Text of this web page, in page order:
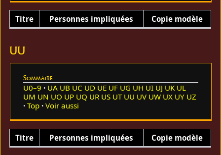
Titre Personnes impliquées Copie modèle
UU
Sommaire
U0–9 UA UB UC UD UE UF UG UH UI UJ UK UL
UM UN UO UP UQ UR US UT UU UV UW UX UY UZ
Top
Voir aussi
Titre Personnes impliquées Copie modèle